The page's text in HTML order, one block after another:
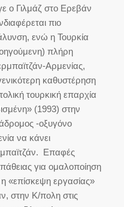
ο Γιλμάζ στο Ερεβάν
πιο
ενώ η Τουρκία
πλήρη
Αρμενίας,
καθυστέρηση
τουρκική επαρχία
(1993) στην
-οξυγόνο
να κάνει
Επαφές
για ομαλοποίηση
εργασίας»
στην Κ/πολη στις